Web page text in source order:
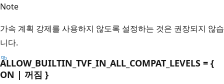
Note
가속 계획 강제를 사용하지 않도록 설정하는 것은 권장되지 않습
니다.
ALLOW_BUILTIN_TVF_IN_ALL_COMPAT_LEVELS = {
ON | 꺼짐 }